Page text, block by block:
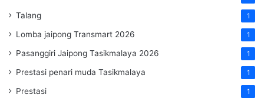
Talang 1
Lomba jaipong Transmart 2026 1
Pasanggiri Jaipong Tasikmalaya 2026 1
Prestasi penari muda Tasikmalaya 1
Prestasi 1